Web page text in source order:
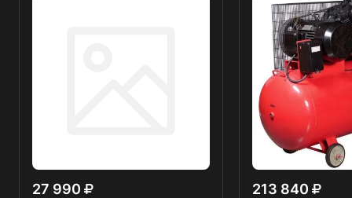
27 990 213 840